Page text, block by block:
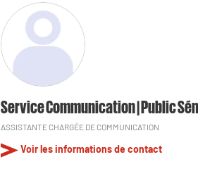
Service Communication | Public
ASSISTANTE CHARGÉE DE COMMUNICATION
Voir les informations de contact